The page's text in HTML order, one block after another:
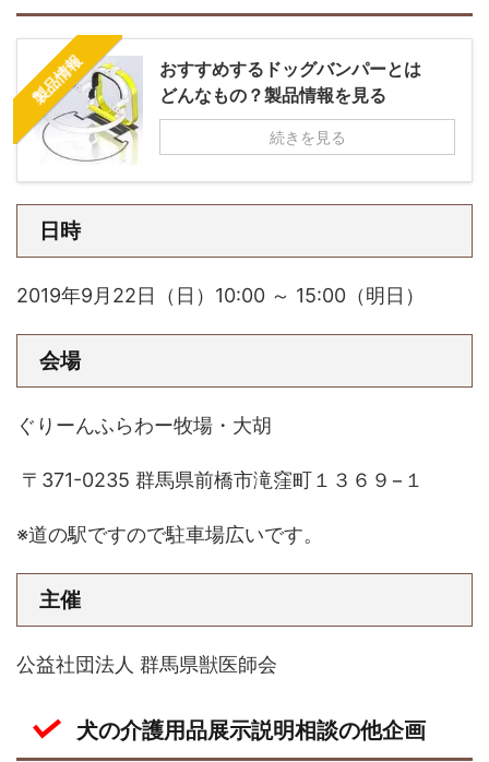
製品情報
おすすめするドッグバンパーとは
どんなもの？製品情報を見る
続きを見る
日時
2019年9月22日（日）10:00 ～ 15:00（明日）
会場
ぐりーんふらわー牧場・大胡
〒371-0235 群馬県前橋市滝窪町１３６９−１
※道の駅ですので駐車場広いです。
主催
公益社団法人 群馬県獣医師会
犬の介護用品展示説明相談の他企画